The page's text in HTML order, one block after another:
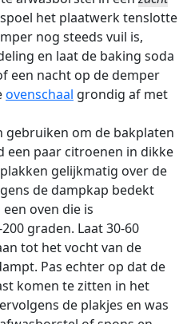
het plaatwerk tenslotte
nog steeds vuil is,
en laat de baking soda
een nacht op de demper
ovenschaal grondig af met
gebruiken om de bakplaten
een paar citroenen in dikke
gelijkmatig over de
de dampkap bedekt
oven die is
graden. Laat 30-60
tot het vocht van de
Pas echter op dat de
komen te zitten in het
de plakjes en was